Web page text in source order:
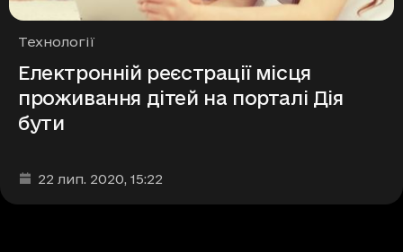
Рубрики
Технології
Електронній реєстрації місця
проживання дітей на порталі Дія
бути
Дата та час публікації
22 лип. 2020, 15:22